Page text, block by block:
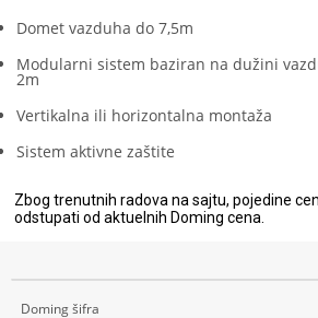
Domet vazduha do 7,5m
Modularni sistem baziran na dužini
2m
Vertikalna ili horizontalna montaža
Sistem aktivne zaštite